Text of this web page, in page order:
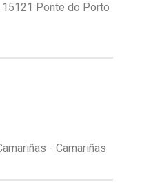
15121 Ponte do Porto
- Camariñas